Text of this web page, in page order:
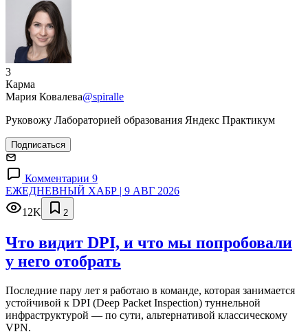
3
Карма
Мария Ковалева@spiralle
Руковожу Лабораторией образования Яндекс Практикум
Подписаться
Комментарии 9
ЕЖЕДНЕВНЫЙ ХАБР | 9 АВГ 2026
12K
2
Что видит DPI, и что мы попробовали
у него отобрать
Последние пару лет я работаю в команде, которая занимается
устойчивой к DPI (Deep Packet Inspection) туннельной
инфраструктурой — по сути, альтернативой классическому
VPN.